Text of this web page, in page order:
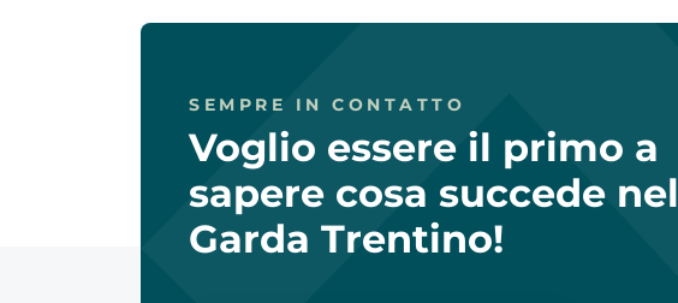
SEMPRE IN CONTATTO
Voglio essere il primo a
sapere cosa succede nel
Garda Trentino!